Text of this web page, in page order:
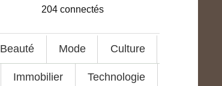
204connectés
Beauté Mode Culture
Immobilier Technologie